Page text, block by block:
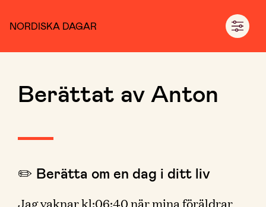
NORDISKA DAGAR
Berättat av Anton
✏️ Berätta om en dag i ditt liv
Jag vaknar kl:06:40 när mina föräldrar